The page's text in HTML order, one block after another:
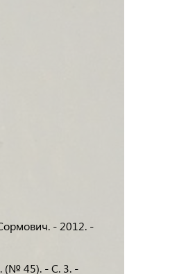
- 2012. -
(№ 45). - С. 3. -